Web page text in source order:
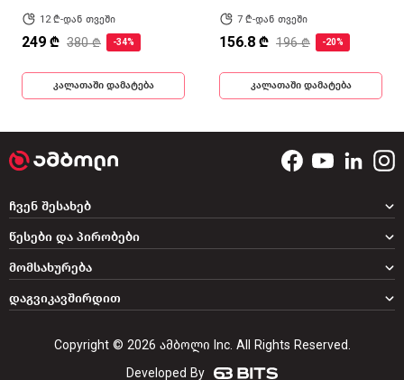
12 ₾-დან თვეში
249 ₾ 380 ₾ -34%
კალათაში დამატება
7 ₾-დან თვეში
156.8 ₾ 196 ₾ -20%
კალათაში დამატება
დაგვიკავშირდით
ჩვენ შესახებ
წესები და პირობები
მომსახურება
Copyright © 2026 ამბოლი Inc. All Rights Reserved.
Developed By